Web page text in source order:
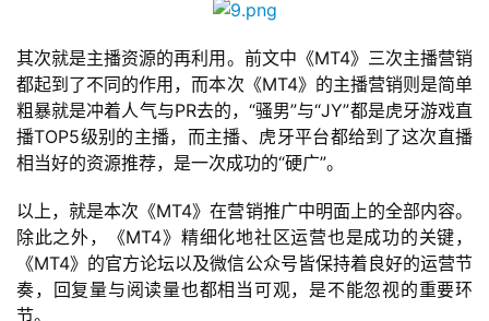
中
文
(
中
国
)
其次就是主播资源的再利用。前文中《MT4》三次主播营销
都起到了不同的作用，而本次《MT4》的主播营销则是简单
粗暴就是冲着人气与PR去的，“骚男”与“JY”都是虎牙游戏直
播TOP5级别的主播，而主播、虎牙平台都给到了这次直播
相当好的资源推荐，是一次成功的“硬广”。
以上，就是本次《MT4》在营销推广中明面上的全部内容。
除此之外，《MT4》精细化地社区运营也是成功的关键，
《MT4》的官方论坛以及微信公众号皆保持着良好的运营节
奏，回复量与阅读量也都相当可观，是不能忽视的重要环
节。